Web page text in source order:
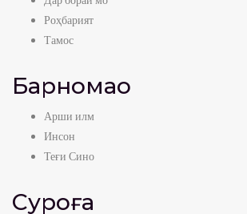
Роҳбарият
Тамос
Барномаҳо
Арши илм
Инсон
Теғи Сино
Суроға